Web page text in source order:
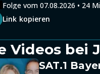
Folge vom 07.08.2026 • 24
Link kopieren
Videos bei
SAT.1